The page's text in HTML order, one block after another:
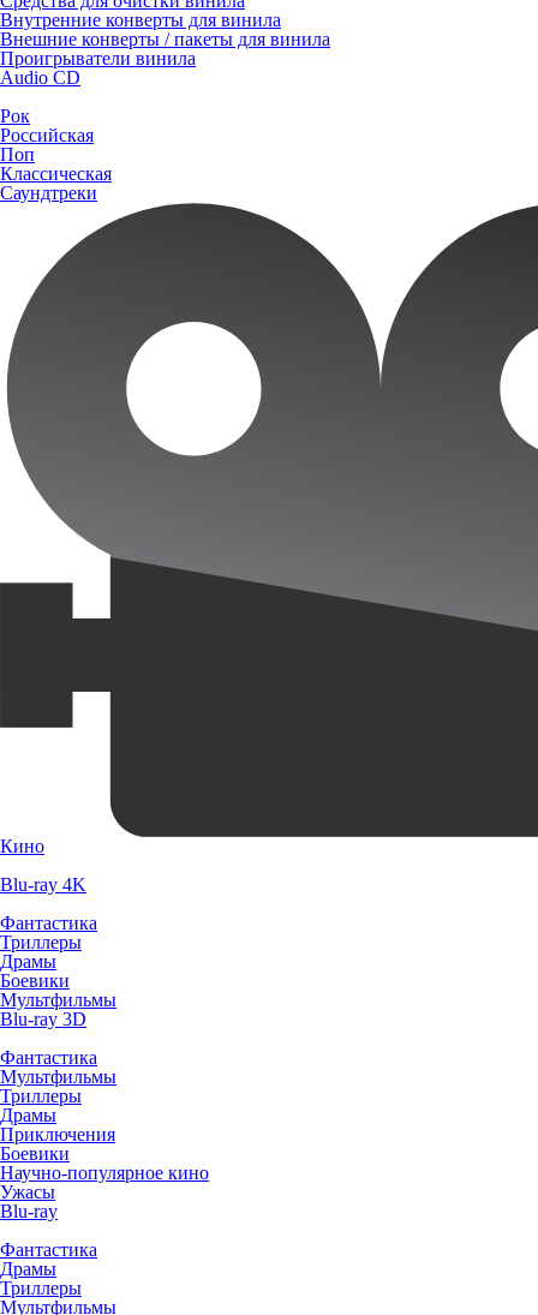
Внутренние конверты для винила
Внешние конверты / пакеты для винила
Проигрыватели винила
Audio CD
Рок
Российская
Поп
Классическая
Саундтреки
Кино
Blu-ray 4K
Фантастика
Триллеры
Драмы
Боевики
Мультфильмы
Blu-ray 3D
Фантастика
Мультфильмы
Триллеры
Драмы
Приключения
Боевики
Научно-популярное кино
Ужасы
Blu-ray
Фантастика
Драмы
Триллеры
Мультфильмы